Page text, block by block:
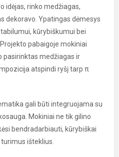
idėjas, rinko medžiagas,
dekoravo. Ypatingas dėmesys
kūrybiškumui bei
pabaigoje mokiniai
pasirinktas medžiagas ir
atspindi ryšį tarp π
gali būti integruojama su
Mokiniai ne tik gilino
bendradarbiauti, kūrybiškai
išteklius.